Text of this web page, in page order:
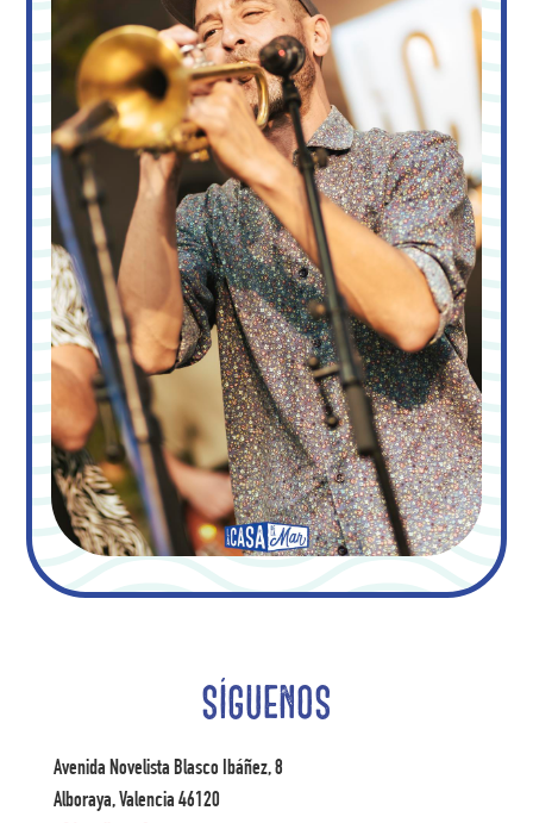
SÍGUENOS
Avenida Novelista Blasco Ibáñez, 8
Alboraya, Valencia 46120